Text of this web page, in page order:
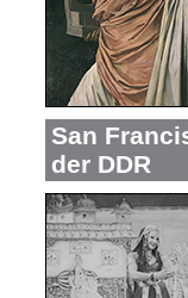
San
der DDR